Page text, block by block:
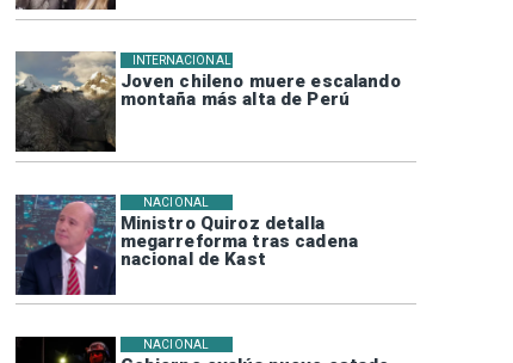
Joven chileno muere escalando
montaña más alta de Perú
INTERNACIONAL
Ministro Quiroz detalla
megarreforma tras cadena
nacional de Kast
NACIONAL
NACIONAL